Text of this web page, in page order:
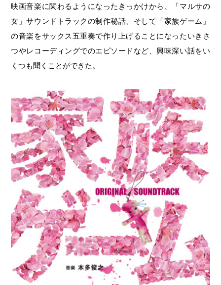
映画音楽に関わるようになったきっかけから、「マルサの
女」サウンドトラックの制作秘話、そして「家族ゲーム」
の音楽をサックス五重奏で作り上げることになったいきさ
つやレコーディングでのエピソードなど、興味深い話をい
くつも聞くことができた。